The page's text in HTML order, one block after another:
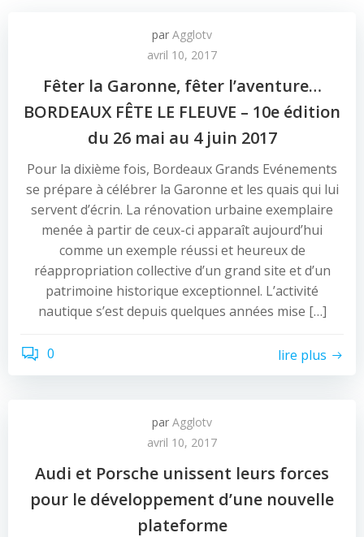
par Agglotv
avril 10, 2017
Fêter la Garonne, fêter l’aventure…
BORDEAUX FÊTE LE FLEUVE – 10e édition
du 26 mai au 4 juin 2017
Pour la dixième fois, Bordeaux Grands Evénements
se prépare à célébrer la Garonne et les quais qui lui
servent d’écrin. La rénovation urbaine exemplaire
menée à partir de ceux-ci apparaît aujourd’hui
comme un exemple réussi et heureux de
réappropriation collective d’un grand site et d’un
patrimoine historique exceptionnel. L’activité
nautique s’est depuis quelques années mise […]
0 lire plus
par Agglotv
avril 10, 2017
Audi et Porsche unissent leurs forces
pour le développement d’une nouvelle
plateforme